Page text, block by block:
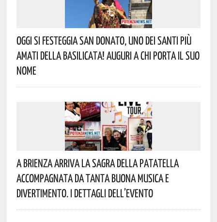
Oggi Si Festeggia San Donato, Uno Dei Santi Più
Amati Della Basilicata! Auguri A Chi Porta Il Suo
Nome
A Brienza Arriva La Sagra Della Patatella
Accompagnata Da Tanta Buona Musica E
Divertimento. I Dettagli Dell’evento